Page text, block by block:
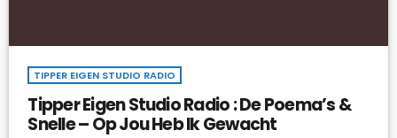
TIPPER EIGEN STUDIO RADIO
Tipper Eigen Studio Radio : De Poema’s &
Snelle – Op Jou Heb Ik Gewacht